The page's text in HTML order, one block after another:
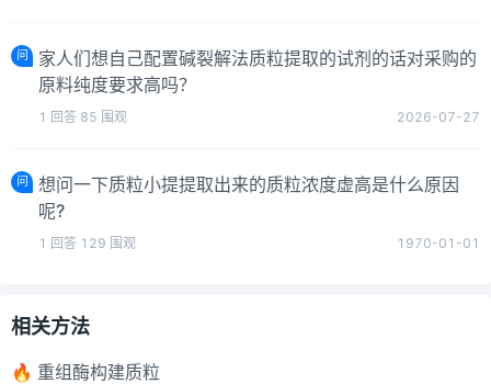
问
家人们想自己配置碱裂解法质粒提取的试剂的话对采购的
原料纯度要求高吗？
1 回答 85 围观 2026-07-27
问
想问一下质粒小提提取出来的质粒浓度虚高是什么原因
呢?
1 回答 129 围观 1970-01-01
相关方法
🔥 重组酶构建质粒